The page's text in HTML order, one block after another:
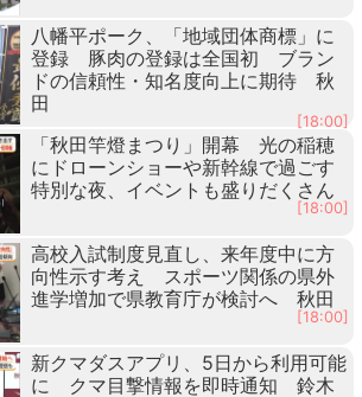
八幡平ポーク、「地域団体商標」に
登録 豚肉の登録は全国初 ブラン
ドの信頼性・知名度向上に期待 秋
田
[18:00]
「秋田竿燈まつり」開幕 光の稲穂
にドローンショーや新幹線で過ごす
特別な夜、イベントも盛りだくさん
[18:00]
高校入試制度見直し、来年度中に方
向性示す考え スポーツ関係の県外
進学増加で県教育庁が検討へ 秋田
[18:00]
新クマダスアプリ、5日から利用可能
に クマ目撃情報を即時通知 鈴木